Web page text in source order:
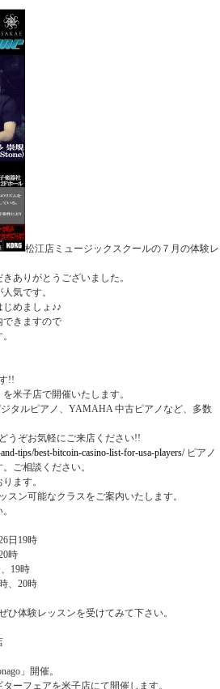
松江店ミュージックスクールの７月の体験レ
ありがとうございました。
気です。
じめましょ♪♪
できますので
!!
米子店で開催いたします。
タルピアノ、YAMAHA 中古ピアノなど、多数
うぞお気軽にご来店ください!!
tips/best-bitcoin-casino-list-for-usa-players/ピアノ
ご相談ください。
ます。
スン可能なクラスをご案内いたします。
日19時
時
19時
、20時
ひ体験レッスンを受けてみて下さい。
」開催。
ーフェアを米子店にて開催します。